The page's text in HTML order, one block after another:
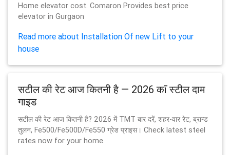
Home elevator cost. Comaron Provides best price
elevator in Gurgaon
Read more about Installation Of new Lift to your
house
सटील की रेट आज कितनी है — 2026 कī स्टील दाम
गाइड
सटील की रेट आज कितनी है? 2026 में TMT बार दरें, शहर-वार रेट, ब्रान्ड
तुलन, Fe500/Fe500D/Fe550 ग्रेड प्राइस। Check latest steel
rates now for your home.